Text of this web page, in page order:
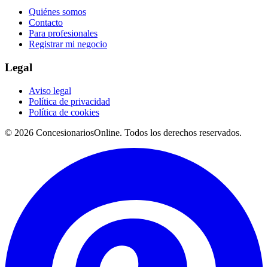
Quiénes somos
Contacto
Para profesionales
Registrar mi negocio
Legal
Aviso legal
Política de privacidad
Política de cookies
© 2026 ConcesionariosOnline. Todos los derechos reservados.